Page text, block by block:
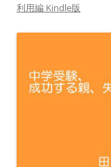
利用編 Kindle版